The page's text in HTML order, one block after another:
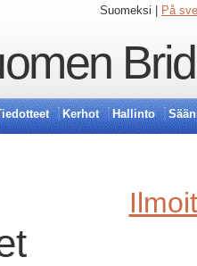
Suomeksi | På
Kerhot Hallinto